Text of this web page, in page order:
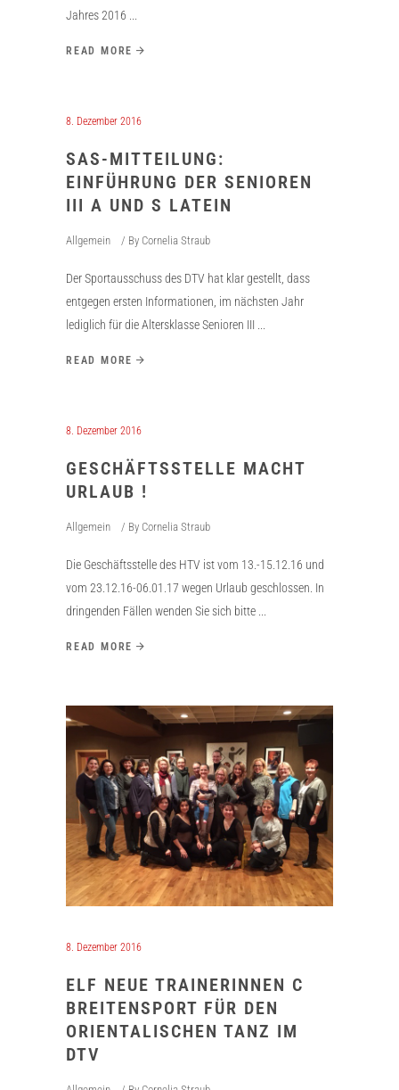
Jahres 2016
READ MORE
8. Dezember 2016
SAS-MITTEILUNG:
EINFÜHRUNG DER SENIOREN
III A UND S LATEIN
Allgemein By Cornelia Straub
Der Sportausschuss des DTV hat klar gestellt, dass
entgegen ersten Informationen, im nächsten Jahr
lediglich für die Altersklasse Senioren III
READ MORE
8. Dezember 2016
GESCHÄFTSSTELLE MACHT
URLAUB !
Allgemein By Cornelia Straub
Die Geschäftsstelle des HTV ist vom 13.-15.12.16 und
vom 23.12.16-06.01.17 wegen Urlaub geschlossen. In
dringenden Fällen wenden Sie sich bitte
READ MORE
8. Dezember 2016
ELF NEUE TRAINERINNEN C
BREITENSPORT FÜR DEN
ORIENTALISCHEN TANZ IM
DTV